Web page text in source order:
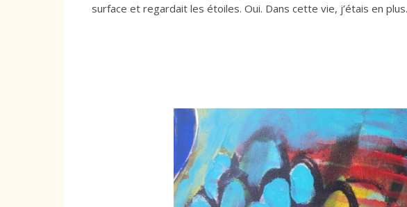
surface et regardait les étoiles. Oui. Dans cette vie, j’étais en